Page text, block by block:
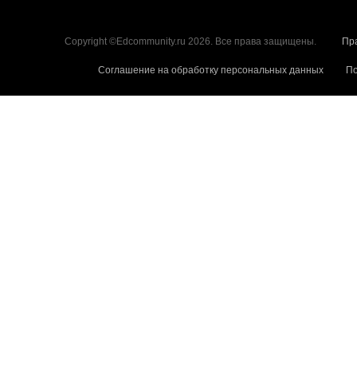
Copyright ©Edcommunity.ru 2026. Все права защищены.
Соглашение на обработку персональных данных